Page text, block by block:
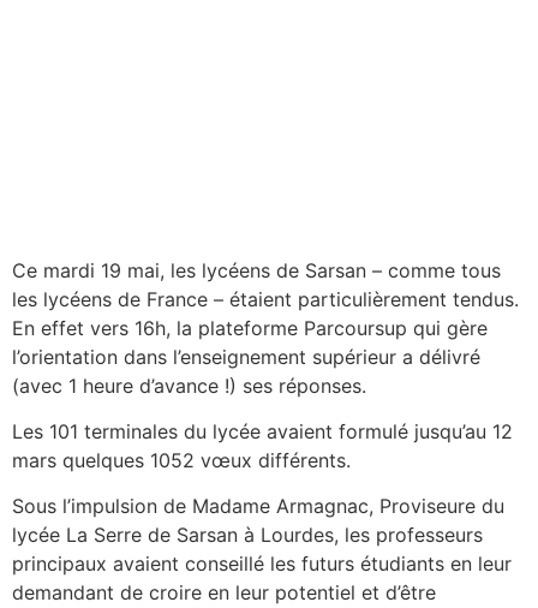
Ce mardi 19 mai, les lycéens de Sarsan – comme tous
les lycéens de France – étaient particulièrement tendus.
En effet vers 16h, la plateforme Parcoursup qui gère
l’orientation dans l’enseignement supérieur a délivré
(avec 1 heure d’avance !) ses réponses.
Les 101 terminales du lycée avaient formulé jusqu’au 12
mars quelques 1052 vœux différents.
Sous l’impulsion de Madame Armagnac, Proviseure du
lycée La Serre de Sarsan à Lourdes, les professeurs
principaux avaient conseillé les futurs étudiants en leur
demandant de croire en leur potentiel et d’être